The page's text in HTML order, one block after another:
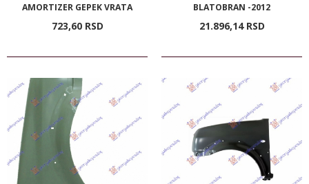
AMORTIZER GEPEK VRATA
723,60 RSD
BLATOBRAN -2012
21.896,14 RSD